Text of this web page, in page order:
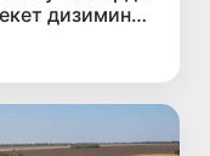
дизимин